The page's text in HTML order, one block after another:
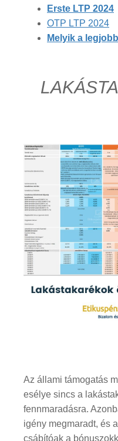
Erste LTP 2024
OTP LTP 2024
Melyik a
Az állami támogatás
esélye sincs a
fennmaradásra.
igény megmaradt, és
csábítóak a